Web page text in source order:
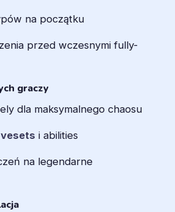
na początku
przed wczesnymi fully-
graczy
dla maksymalnego chaosu
i abilities
na legendarne